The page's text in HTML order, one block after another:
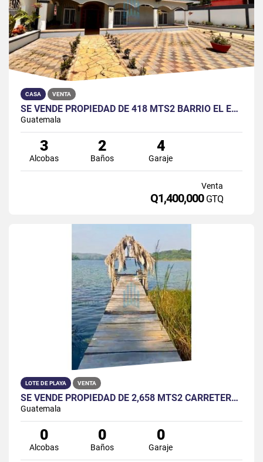
CASA VENTA
SE VENDE PROPIEDAD DE 418 MTS2 BARRIO EL ESTADIO, LA LIBERTAD, PETÉN.
Guatemala
3
Alcobas
2
Baños
4
Garaje
Venta
Q1,400,000 GTQ
LOTE DE PLAYA VENTA
SE VENDE PROPIEDAD DE 2,658 MTS2 CARRETERA A SAN MIGUEL
Guatemala
0
Alcobas
0
Baños
0
Garaje